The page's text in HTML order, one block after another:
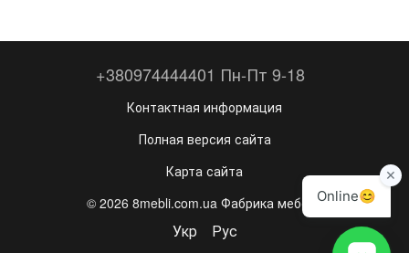
+380974444401 Пн-Пт 9-18
Контактная информация
Полная версия сайта
Карта сайта
© 2026 8mebli.com.ua Фабрика мебели
Укр Рус